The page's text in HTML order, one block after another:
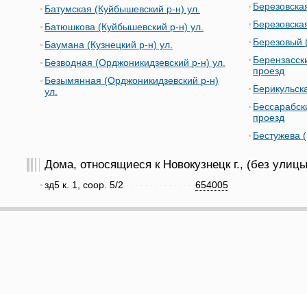
Батумская (Куйбышевский р-н) ул.
Батюшкова (Куйбышевский р-н) ул.
Баумана (Кузнецкий р-н) ул.
Безводная (Орджоникидзевский р-н) ул.
Безымянная (Орджоникидзевский р-н)
ул.
Березовый
проезд
проезд
Бестужева
Дома, относящиеся к Новокузнецк г., (без
654005
зд5 к. 1, соор. 5/2